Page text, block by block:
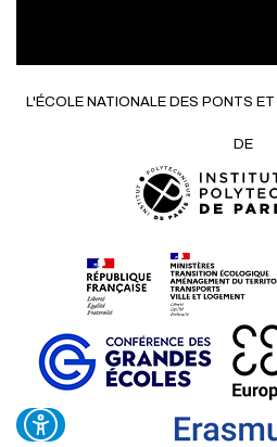
L'ÉCOLE NATIONALE DES PONTS
DE